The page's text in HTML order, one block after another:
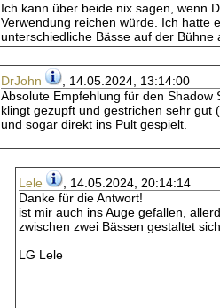
Ich kann über beide nix sagen, wenn
Verwendung reichen würde. Ich hatte
unterschiedliche Bässe auf der Bühne
DrJohn
, 14.05.2024, 13:14:00
Absolute Empfehlung für den Shadow
klingt gezupft und gestrichen sehr gut
und sogar direkt ins Pult gespielt.
Lele
, 14.05.2024, 20:14:14
Danke für die Antwort!
ist mir auch ins Auge gefallen,
zwischen zwei Bässen gestaltet
LG Lele